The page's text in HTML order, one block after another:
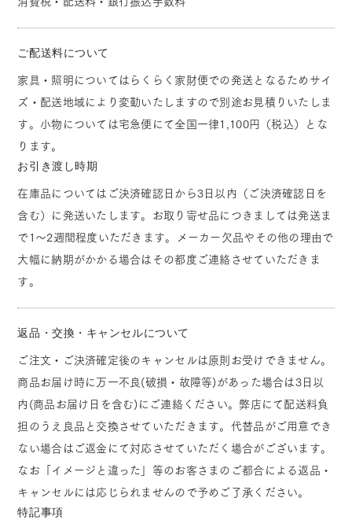
ご配送料について
家具・照明についてはらくらく家財便での発送となるためサイ
ズ・配送地域により変動いたしますので別途お見積りいたしま
す。小物については宅急便にて全国一律1,100円（税込）とな
ります。
お引き渡し時期
在庫品についてはご決済確認日から3日以内（ご決済確認日を
含む）に発送いたします。お取り寄せ品につきましては発送ま
で1～2週間程度いただきます。メーカー欠品やその他の理由で
大幅に納期がかかる場合はその都度ご連絡させていただきま
す。
返品・交換・キャンセルについて
ご注文・ご決済確定後のキャンセルは原則お受けできません。
商品お届け時に万一不良(破損・故障等)があった場合は3日以
内(商品お届け日を含む)にご連絡ください。弊店にて配送料負
担のうえ良品と交換させていただきます。代替品がご用意でき
ない場合はご返金にて対応させていただく場合がございます。
なお「イメージと違った」等のお客さまのご都合による返品・
キャンセルには応じられませんので予めご了承ください。
特記事項